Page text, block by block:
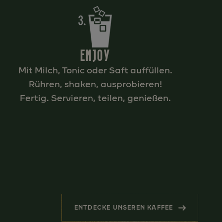
ENJOY
Mit Milch, Tonic oder Saft auffüllen.
Rühren, shaken, ausprobieren!
Fertig. Servieren, teilen, genießen.
ENTDECKE UNSEREN KAFFEE
(ÄHNLICHE PRODUKTE)